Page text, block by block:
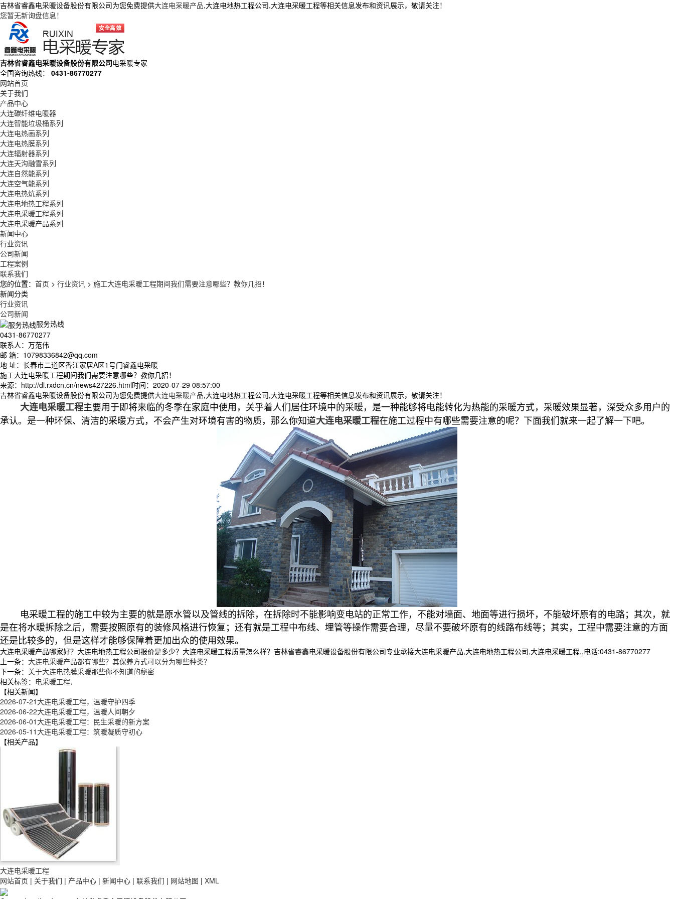
吉林省睿鑫电采暖设备股份有限公司为您免费提供大连电采暖产品,大连电地热工程公司,大连电采暖工程等相关信息发布和资讯展示，敬请关注！
您暂无新询盘信息！
吉林省睿鑫电采暖设备股份有限公司电采暖专家
全国咨询热线：
0431-86770277
网站首页
关于我们
产品中心
大连碳纤维电暖器
大连智能垃圾桶系列
大连电热画系列
大连电热膜系列
大连辐射器系列
大连天沟融雪系列
大连自然能系列
大连空气能系列
大连电热炕系列
大连电地热工程系列
大连电采暖工程系列
大连电采暖产品系列
新闻中心
行业资讯
公司新闻
工程案例
联系我们
您的位置： 首页 > 行业资讯 > 施工大连电采暖工程期间我们需要注意哪些？教你几招！
新闻分类
行业资讯
公司新闻
服务热线
0431-86770277
联系人：万范伟
邮 箱：10798336842@qq.com
地 址：长春市二道区香江家居A区1号门睿鑫电采暖
施工大连电采暖工程期间我们需要注意哪些？教你几招！
来源：http://dl.rxdcn.cn/news427226.html时间：2020-07-29 08:57:00
吉林省睿鑫电采暖设备股份有限公司为您免费提供大连电采暖产品,大连电地热工程公司,大连电采暖工程等相关信息发布和资讯展示，敬请关注！
大连电采暖工程主要用于即将来临的冬季在家庭中使用，关乎着人们居住环境中的采暖，是一种能够将电能转化为热能的采暖方式，采暖效果显著，深受众多用户的
承认。是一种环保、清洁的采暖方式，不会产生对环境有害的物质，那么你知道大连电采暖工程在施工过程中有哪些需要注意的呢？下面我们就来一起了解一下吧。
电采暖工程的施工中较为主要的就是原水管以及管线的拆除，在拆除时不能影响变电站的正常工作，不能对墙面、地面等进行损坏，不能破坏原有的电路；其次，就
是在将水暖拆除之后，需要按照原有的装修风格进行恢复；还有就是工程中布线、埋管等操作需要合理，尽量不要破坏原有的线路布线等；其实，工程中需要注意的方面
还是比较多的，但是这样才能够保障着更加出众的使用效果。
大连电采暖产品哪家好？大连电地热工程公司报价是多少？大连电采暖工程质量怎么样？吉林省睿鑫电采暖设备股份有限公司专业承接大连电采暖产品,大连电地热工程公司,大连电采暖工程,,电话:0431-86770277
上一条： 大连电采暖产品都有哪些？其保养方式可以分为哪些种类？
下一条： 关于大连电热膜采暖那些你不知道的秘密
相关标签： 电采暖工程,
【相关新闻】
2026-07-21大连电采暖工程，温暖守护四季
2026-06-22大连电采暖工程，温暖人间朝夕
2026-06-01大连电采暖工程：民生采暖的新方案
2026-05-11大连电采暖工程：筑暖凝质守初心
【相关产品】
大连电采暖工程
网站首页 | 关于我们 | 产品中心 | 新闻中心 | 联系我们 | 网站地图 | XML